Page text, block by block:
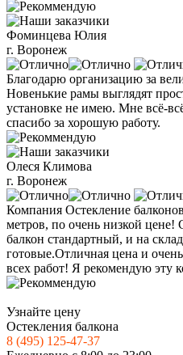
Фоминцева Юлия
г. Воронеж
Благодарю организацию за
Новенькие рамы выглядят
установке не имею. Мне всё-
спасибо за хорошую работу.
Олеся Климова
г. Воронеж
Компания Остекление
метров, по очень низкой цене!
балкон стандартный, и на
готовые.Отличная цена и
всех работ! Я рекомендую эту
Узнайте цену
Остекления балкона
8 (495) 125-47-37